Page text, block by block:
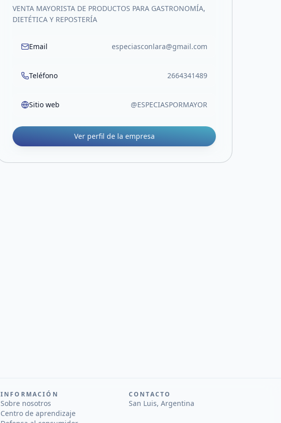
VENTA MAYORISTA DE PRODUCTOS PARA GASTRONOMÍA,
DIETÉTICA Y REPOSTERÍA
Email especiasconlara@gmail.com
Teléfono 2664341489
Sitio web @ESPECIASPORMAYOR
Ver perfil de la empresa
INFORMACIÓN
Sobre nosotros
Centro de aprendizaje
CONTACTO
San Luis, Argentina